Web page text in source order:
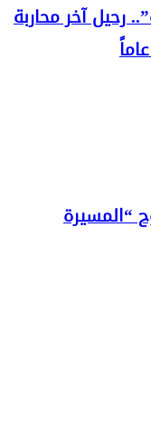
رحيل آخر محاربة
“المسيرة